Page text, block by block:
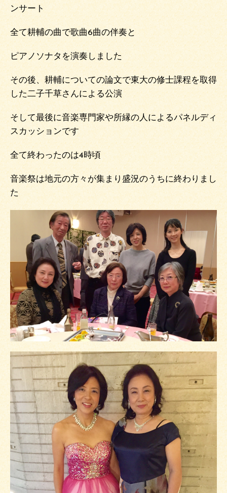
ンサート
全て耕輔の曲で歌曲6曲の伴奏と
ピアノソナタを演奏しました
その後、耕輔についての論文で東大の修士課程を取得
した二子千草さんによる公演
そして最後に音楽専門家や所縁の人によるパネルディ
スカッションです
全て終わったのは4時頃
音楽祭は地元の方々が集まり盛況のうちに終わりまし
た